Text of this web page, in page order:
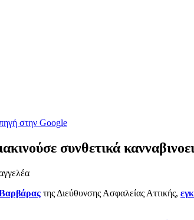
στην Google
συνθετικά
της Διεύθυνσης Ασφαλείας Αττικής,